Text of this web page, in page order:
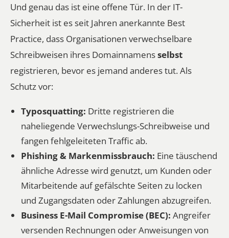
Und genau das ist eine offene Tür. In der IT-
Sicherheit ist es seit Jahren anerkannte Best
Practice, dass Organisationen verwechselbare
Schreibweisen ihres Domainnamensselbst
registrieren, bevor es jemand anderes tut. Als
Schutz vor:
Typosquatting: Dritte registrieren die
naheliegende Verwechslungs-Schreibweise und
fangen fehlgeleiteten Traffic ab.
Phishing & Markenmissbrauch: Eine täuschend
ähnliche Adresse wird genutzt, um Kunden oder
Mitarbeitende auf gefälschte Seiten zu locken
und Zugangsdaten oder Zahlungen abzugreifen.
Business E-Mail Compromise (BEC): Angreifer
versenden Rechnungen oder Anweisungen von